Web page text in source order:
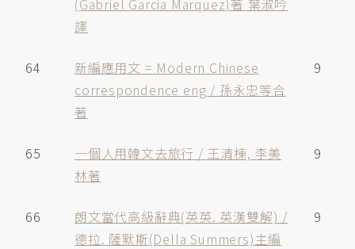
(Gabriel Garcia Marquez)著 葉淑吟
譯
64
新編應用文 = Modern Chinese
correspondence eng / 孫永忠等合
著
9
65
一個人用韓文去旅行 / 王清棟, 李美
林著
9
66
朗文當代高級辭典(英英. 英漢雙解) /
德拉. 薩默斯(Della Summers)主編
9